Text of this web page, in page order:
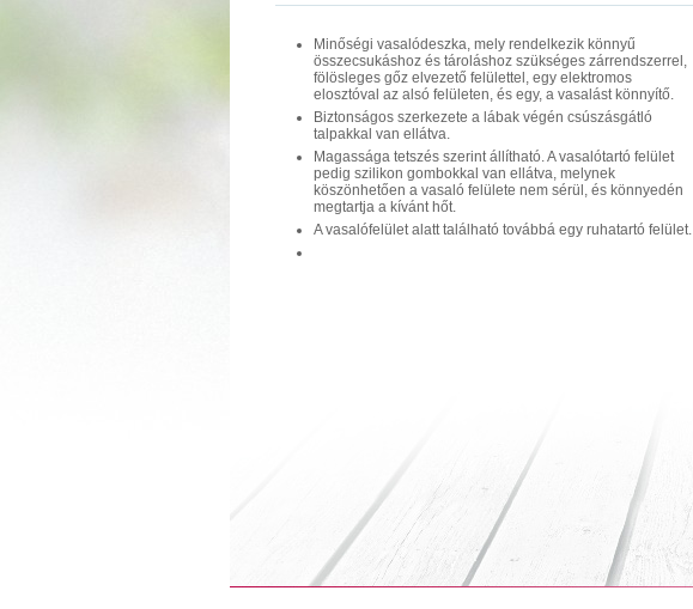
Minőségi vasalódeszka, mely rendelkezik könnyű
összecsukáshoz és tároláshoz szükséges zárrendszerrel,
fölösleges gőz elvezető felülettel, egy elektromos
elosztóval az alsó felületen, és egy, a vasalást könnyítő.
Biztonságos szerkezete a lábak végén csúszásgátló
talpakkal van ellátva.
Magassága tetszés szerint állítható. A vasalótartó felület
pedig szilikon gombokkal van ellátva, melynek
köszönhetően a vasaló felülete nem sérül, és könnyedén
megtartja a kívánt hőt.
A vasalófelület alatt található továbbá egy ruhatartó felület.